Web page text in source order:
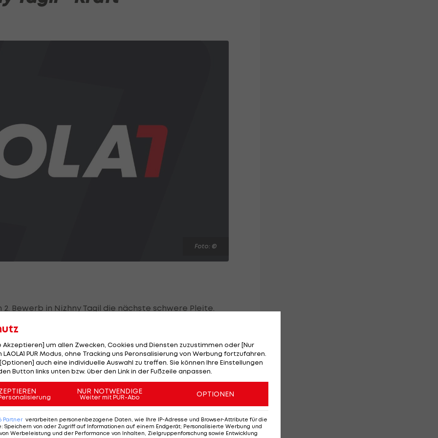
Foto: ©
Bewerb in Nizhny Tagil die nächste schwere Pleite.
noch um die Podestplätze mit, im 2. Durchgang fällt
reichen nur zum 20. Endrang. Bester Österreicher wird
holt als 28. noch Weltcuppunkte.
Japaner setzt sich mit 132,5 und 133,5 Metern vor
feiert er seinen dritten Saisonsieg. Das Podest
(43.) undGregor Schlierenzauer(45.) scheitern
Akzeptieren] um allen Zwecken, Cookies und Diensten zuzustimmen oder [Nur
PUR Modus, ohne Tracking uns Peronsalisierung von Werbung fortzufahren.
auch eine individuelle Auswahl zu treffen. Sie können Ihre Einstellungen
Button links unten bzw. über den Link in der Fußzeile anpassen.
NUR NOTWENDIGE
Weiter mit PUR-Abo OPTIONEN
Partner verarbeiten personenbezogene Daten, wie Ihre IP-Adresse und Browser-Attribute für die
: Speichern von oder Zugriff auf Informationen auf einem Endgerät; Personalisierte Werbung und
Werbeleistung und der Performance von Inhalten, Zielgruppenforschung sowie Entwicklung